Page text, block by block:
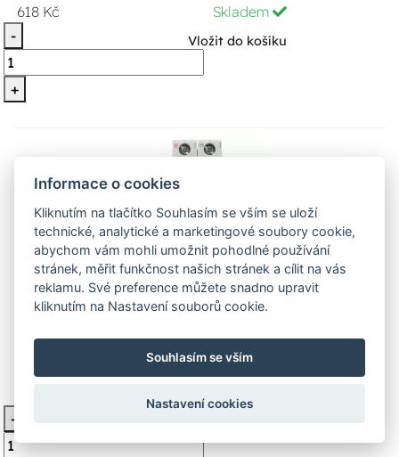
618 Kč
Skladem
-
+
Vložit do košíku
PL7-C20/2-DC Jistič dvoufázový 20A
Jednopólový stejnosměrný jistič 20A na din lištu
Skladem
-
Informace o cookies
Kliknutím na tlačítko Souhlasím se vším se uloží
technické, analytické a marketingové soubory cookie,
abychom vám mohli umožnit pohodlné používání
stránek, měřit funkčnost našich stránek a cílit na vás
reklamu. Své preference můžete snadno upravit
kliknutím na Nastavení souborů cookie.
Souhlasím se vším
Nastavení cookies